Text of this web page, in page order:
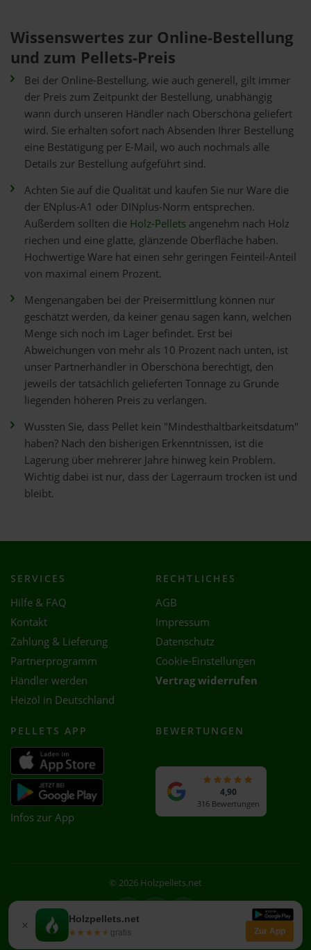
Wissenswertes zur Online-Bestellung
und zum Pellets-Preis
Bei der Online-Bestellung, wie auch generell, gilt immer
der Preis zum Zeitpunkt der Bestellung, unabhängig
wann durch unseren Händler nach Oberschöna geliefert
wird. Sie erhalten sofort nach Absenden Ihrer Bestellung
eine Bestätigung per E-Mail, wo auch nochmals alle
Details zur Bestellung aufgeführt sind.
Achten Sie auf die Qualität und kaufen Sie nur Ware die
der ENplus-A1 oder DINplus-Norm entsprechen.
Außerdem sollten die Holz-Pellets angenehm nach Holz
riechen und eine glatte, glänzende Oberfläche haben.
Hochwertige Ware hat einen sehr geringen Feinteil-Anteil
von maximal einem Prozent.
Mengenangaben bei der Preisermittlung können nur
geschätzt werden, da keiner genau sagen kann, welchen
Menge sich noch im Lager befindet. Erst bei
Abweichungen von mehr als 10 Prozent nach unten, ist
unser Partnerhändler in Oberschöna berechtigt, den
jeweils der tatsächlich gelieferten Tonnage zu Grunde
liegenden höheren Preis zu verlangen.
Wussten Sie, dass Pellet kein "Mindesthaltbarkeitsdatum"
haben? Nach den bisherigen Erkenntnissen, ist die
Lagerung über mehrerer Jahre hinweg kein Problem.
Wichtig dabei ist nur, dass der Lagerraum trocken ist und
bleibt.
× Holzpellets.net
★★★★★
★★★★★ gratis Zur App
SERVICES
Hilfe & FAQ
Kontakt
Zahlung & Lieferung
Partnerprogramm
Händler werden
Heizöl in Deutschland
RECHTLICHES
AGB
Impressum
Datenschutz
Cookie-Einstellungen
Vertrag widerrufen
PELLETS APP
Infos zur App
BEWERTUNGEN
4,90
316 Bewertungen
© 2026 Holzpellets.net
Facebook